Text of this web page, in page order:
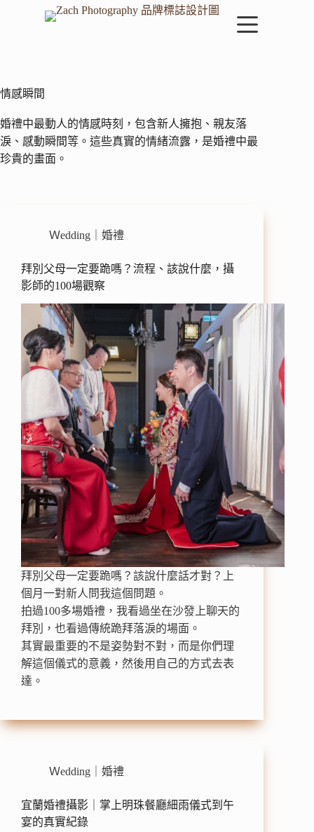
容
情感瞬間
婚禮中最動人的情感時刻，包含新人擁抱、親友落
淚、感動瞬間等。這些真實的情緒流露，是婚禮中最
珍貴的畫面。
Ｗedding｜婚禮
拜別父母一定要跪嗎？流程、該說什麼，攝
影師的100場觀察
拜別父母一定要跪嗎？該說什麼話才對？上
個月一對新人問我這個問題。
拍過100多場婚禮，我看過坐在沙發上聊天的
拜別，也看過傳統跪拜落淚的場面。
其實最重要的不是姿勢對不對，而是你們理
解這個儀式的意義，然後用自己的方式去表
達。
Ｗedding｜婚禮
宜蘭婚禮攝影｜掌上明珠餐廳細雨儀式到午
宴的真實紀錄